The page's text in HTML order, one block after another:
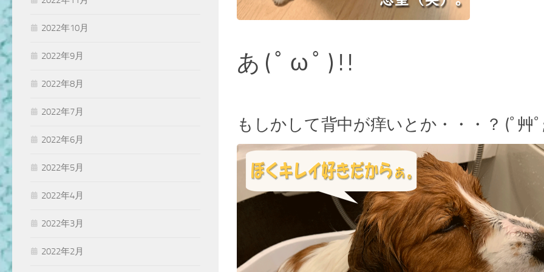
あ ( ﾟ ω ﾟ ) ! !
もしかして背中が痒いとか・・・？ (ﾟ艸ﾟ
2022年10月
2022年9月
2022年8月
2022年7月
2022年6月
2022年5月
2022年4月
2022年3月
2022年2月